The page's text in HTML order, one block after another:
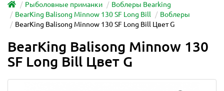
Рыболовные приманки
Воблеры Bearking
BearKing Balisong Minnow 130 SF Long Bill
Воблеры
BearKing Balisong Minnow 130 SF Long Bill Цвет G
BearKing Balisong Minnow 130
SF Long Bill Цвет G